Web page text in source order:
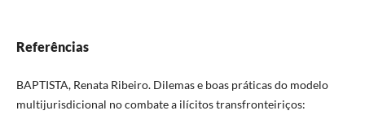
Referências
BAPTISTA, Renata Ribeiro. Dilemas e boas práticas do modelo
multijurisdicional no combate a ilícitos transfronteiriços: